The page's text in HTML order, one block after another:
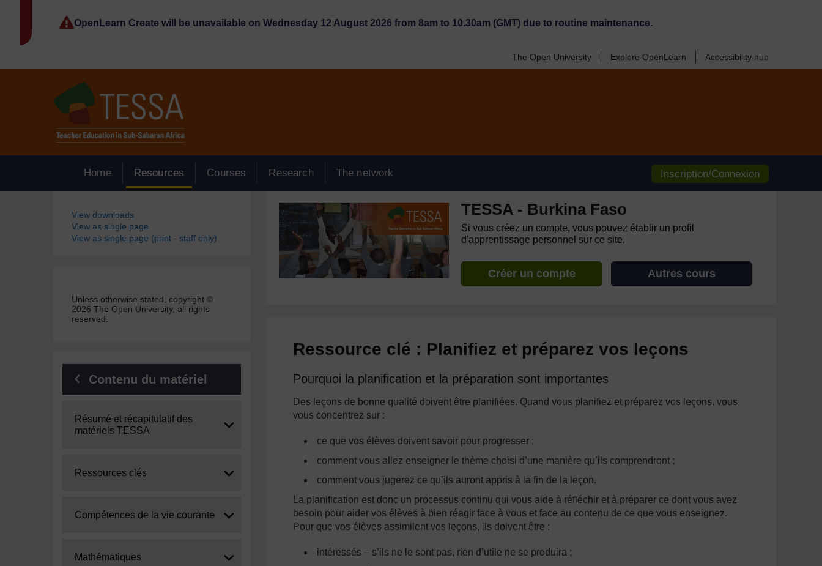
OpenLearn Create will be unavailable on Wednesday 12 August 2026 from 8am to 10.30am (GMT) due to routine maintenance.
The Open University Explore OpenLearn Accessibility hub
Home Resources Courses Research The network Inscription/Connexion
Blocs
View downloads
View as single page
View as single page (print - staff only)
Unless otherwise stated, copyright ©
2026 The Open University, all rights
reserved.
Contenu du matériel
Expand
Résumé et récapitulatif des
matériels TESSA
Expand
Ressources clés
Expand
Compétences de la vie courante
Expand
Mathématiques
TESSA - Burkina Faso
Si vous créez un compte, vous pouvez établir un profil
d'apprentissage personnel sur ce site.
Créer un compte Autres cours
Ressource clé : Planifiez et préparez vos leçons
Pourquoi la planification et la préparation sont importantes
Des leçons de bonne qualité doivent être planifiées. Quand vous planifiez et préparez vos leçons, vous
vous concentrez sur :
ce que vos élèves doivent savoir pour progresser ;
comment vous allez enseigner le thème choisi d’une manière qu’ils comprendront ;
comment vous jugerez ce qu’ils auront appris à la fin de la leçon.
La planification est donc un processus continu qui vous aide à réfléchir et à préparer ce dont vous avez
besoin pour aider vos élèves à bien réagir face à vous et face au contenu de ce que vous enseignez.
Pour que vos élèves assimilent vos leçons, ils doivent être :
intéressés – s’ils ne le sont pas, rien d’utile ne se produira ;